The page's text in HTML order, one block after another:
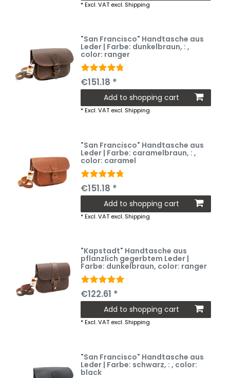
*Excl. VAT excl. Shipping
"San Francisco" Handtasche aus
Leder | Farbe: dunkelbraun, :,
color: ranger
€151.18 *
Add to shopping cart
*Excl. VAT excl. Shipping
"San Francisco" Handtasche aus
Leder | Farbe: caramelbraun, :,
color: caramel
€151.18 *
Add to shopping cart
*Excl. VAT excl. Shipping
"Kapstadt" Handtasche aus
pflanzlich gegerbtem Leder |
Farbe: dunkelbraun, color: ranger
€122.61 *
Add to shopping cart
*Excl. VAT excl. Shipping
"San Francisco" Handtasche aus
Leder | Farbe: schwarz, :, color:
black